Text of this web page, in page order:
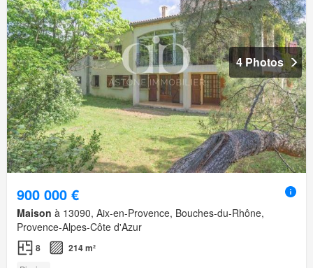
4 Photos
900 000 €
Maison à 13090, Aix-en-Provence, Bouches-du-Rhône,
Provence-Alpes-Côte d'Azur
8 214 m²